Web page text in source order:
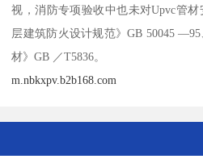
视，消防专项验收中也未对Upvc管
层建筑防火设计规范》GB 50045
材》GB ／T5836。
m.nbkxpv.b2b168.com